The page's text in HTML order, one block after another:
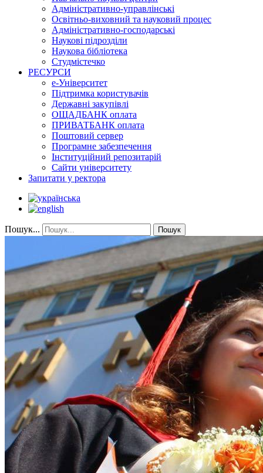
Адміністративно-управлінські
Освітньо-виховний та науковий процес
Адміністративно-господарські
Наукові підрозділи
Наукова бібліотека
Студмістечко
РЕСУРСИ
е-Університет
Підтримка користувачів
Державні закупівлі
ОЩАДБАНК оплата
ПРИВАТБАНК оплата
Поштовий сервер
Програмне забезпечення
Інституційний репозитарій
Сайти університету
Запитати у ректора
Пошук... Пошук